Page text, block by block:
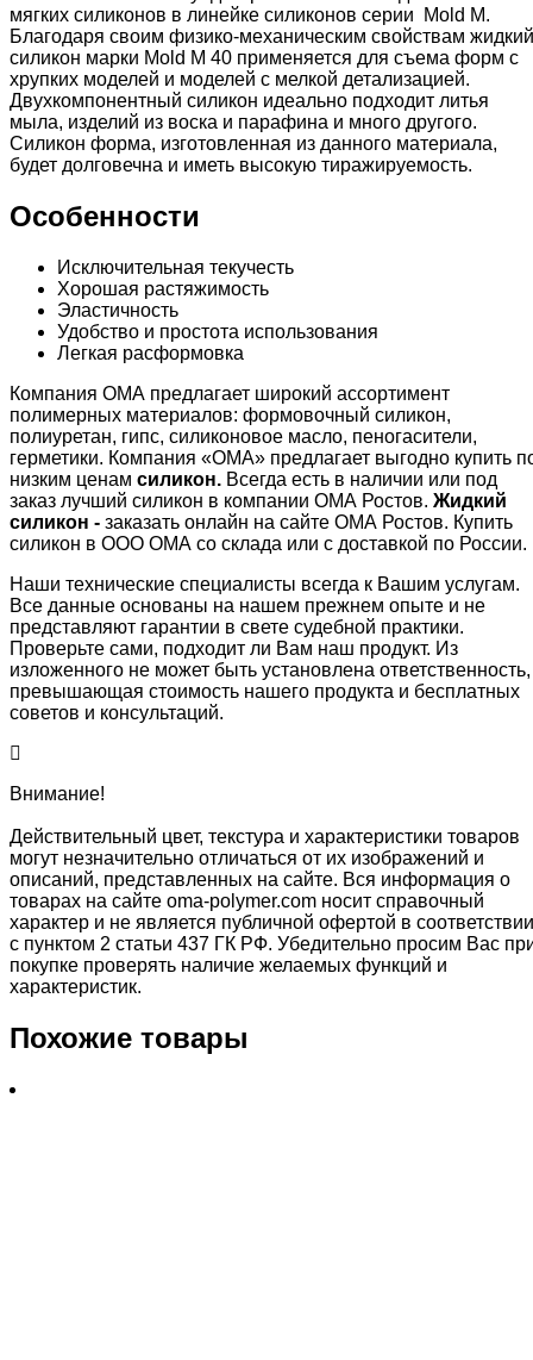
мягких силиконов в линейке силиконов серии Mold М.
Благодаря своим физико-механическим свойствам жидкий
силикон марки Mold М 40 применяется для съема форм с
хрупких моделей и моделей с мелкой детализацией.
Двухкомпонентный силикон идеально подходит литья
мыла, изделий из воска и парафина и много другого.
Силикон форма, изготовленная из данного материала,
будет долговечна и иметь высокую тиражируемость.
Особенности
Исключительная текучесть
Хорошая растяжимость
Эластичность
Удобство и простота использования
Легкая расформовка
Компания ОМА предлагает широкий ассортимент
полимерных материалов: формовочный силикон,
полиуретан, гипс, силиконовое масло, пеногасители,
герметики. Компания «ОМА» предлагает выгодно купить
низким ценам силикон. Всегда есть в наличии или под
заказ лучший силикон в компании ОМА Ростов. Жидкий
силикон - заказать онлайн на сайте ОМА Ростов. Купить
силикон в ООО ОМА со склада или с доставкой по России.
Наши технические специалисты всегда к Вашим услугам.
Все данные основаны на нашем прежнем опыте и не
представляют гарантии в свете судебной практики.
Проверьте сами, подходит ли Вам наш продукт. Из
изложенного не может быть установлена ответственность,
превышающая стоимость нашего продукта и бесплатных
советов и консультаций.
Внимание!
Действительный цвет, текстура и характеристики товаров
могут незначительно отличаться от их изображений и
описаний, представленных на сайте. Вся информация о
товарах на сайте oma-polymer.com носит справочный
характер и не является публичной офертой в соответствии
с пунктом 2 статьи 437 ГК РФ. Убедительно просим Вас
покупке проверять наличие желаемых функций и
характеристик.
Похожие товары